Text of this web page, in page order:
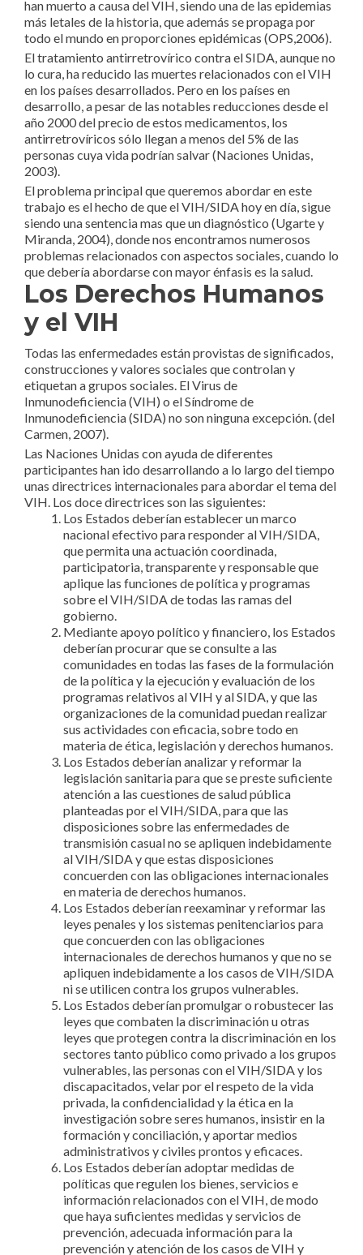
han muerto a causa del VIH, siendo una de las epidemias
más letales de la historia, que además se propaga por
todo el mundo en proporciones epidémicas (OPS,2006).
El tratamiento antirretrovírico contra el SIDA, aunque no
lo cura, ha reducido las muertes relacionados con el VIH
en los países desarrollados. Pero en los países en
desarrollo, a pesar de las notables reducciones desde el
año 2000 del precio de estos medicamentos, los
antirretrovíricos sólo llegan a menos del 5% de las
personas cuya vida podrían salvar (Naciones Unidas,
2003).
El problema principal que queremos abordar en este
trabajo es el hecho de que el VIH/SIDA hoy en día, sigue
siendo una sentencia mas que un diagnóstico (Ugarte y
Miranda, 2004), donde nos encontramos numerosos
problemas relacionados con aspectos sociales, cuando lo
que debería abordarse con mayor énfasis es la salud.
Los Derechos Humanos
y el VIH
Todas las enfermedades están provistas de significados,
construcciones y valores sociales que controlan y
etiquetan a grupos sociales. El Virus de
Inmunodeficiencia (VIH) o el Síndrome de
Inmunodeficiencia (SIDA) no son ninguna excepción. (del
Carmen, 2007).
Las Naciones Unidas con ayuda de diferentes
participantes han ido desarrollando a lo largo del tiempo
unas directrices internacionales para abordar el tema del
VIH. Los doce directrices son las siguientes:
Los Estados deberían establecer un marco
nacional efectivo para responder al VIH/SIDA,
que permita una actuación coordinada,
participatoria, transparente y responsable que
aplique las funciones de política y programas
sobre el VIH/SIDA de todas las ramas del
gobierno.
Mediante apoyo político y financiero, los Estados
deberían procurar que se consulte a las
comunidades en todas las fases de la formulación
de la política y la ejecución y evaluación de los
programas relativos al VIH y al SIDA, y que las
organizaciones de la comunidad puedan realizar
sus actividades con eficacia, sobre todo en
materia de ética, legislación y derechos humanos.
Los Estados deberían analizar y reformar la
legislación sanitaria para que se preste suficiente
atención a las cuestiones de salud pública
planteadas por el VIH/SIDA, para que las
disposiciones sobre las enfermedades de
transmisión casual no se apliquen indebidamente
al VIH/SIDA y que estas disposiciones
concuerden con las obligaciones internacionales
en materia de derechos humanos.
Los Estados deberían reexaminar y reformar las
leyes penales y los sistemas penitenciarios para
que concuerden con las obligaciones
internacionales de derechos humanos y que no se
apliquen indebidamente a los casos de VIH/SIDA
ni se utilicen contra los grupos vulnerables.
Los Estados deberían promulgar o robustecer las
leyes que combaten la discriminación u otras
leyes que protegen contra la discriminación en los
sectores tanto público como privado a los grupos
vulnerables, las personas con el VIH/SIDA y los
discapacitados, velar por el respeto de la vida
privada, la confidencialidad y la ética en la
investigación sobre seres humanos, insistir en la
formación y conciliación, y aportar medios
administrativos y civiles prontos y eficaces.
Los Estados deberían adoptar medidas de
políticas que regulen los bienes, servicios e
información relacionados con el VIH, de modo
que haya suficientes medidas y servicios de
prevención, adecuada información para la
prevención y atención de los casos de VIH y